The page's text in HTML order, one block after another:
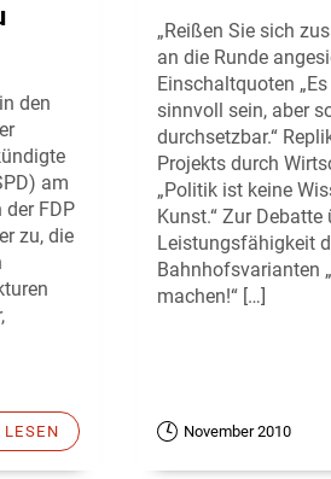
den
am
FDP
zu, die
LESEN
„Reißen Sie sich
an die Runde
Einschaltquoten
sinnvoll sein, aber
durchsetzbar.“
Projekts durch
„Politik ist keine
Kunst.“ Zur
Leistungsfähigkeit
Bahnhofsvarianten
machen!“ […]
November 2010